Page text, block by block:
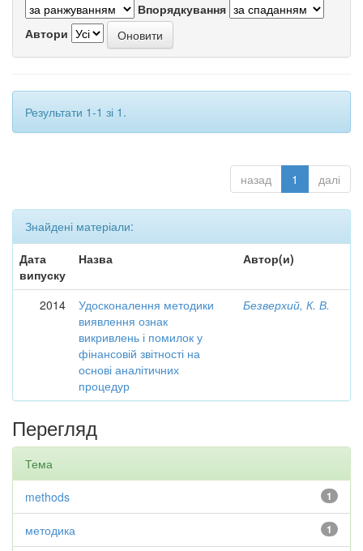
Впорядкування
Автори
Результати 1-1 зі 1.
назад 1 далі
Знайдені матеріали:
Дата
випуску
Назва Автор(и)
2014
Удосконалення методики
виявлення ознак
викривлень і помилок у
фінансовій звітності на
основі аналітичних
процедур
Безверхий, К. В.
Перегляд
Тема
1
methods
1
методика